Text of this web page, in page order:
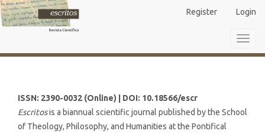
Main
Navigation
Main
Sidebar
Register Login
ISSN: 2390-0032 (Online) | DOI: 10.18566/escr
Escritosis a biannual scientific journal published by the School
of Theology, Philosophy, and Humanities at the Pontifical